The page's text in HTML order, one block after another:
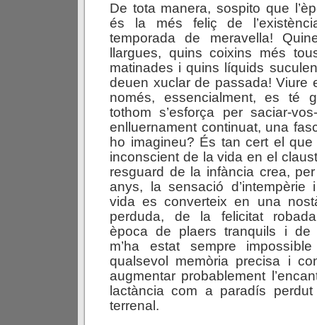
De tota manera, sospito que
és la més feliç de
temporada de meravella!
llargues, quins coixins més
matinades i quins líquids
deuen xuclar de passada! Viure
només, essencialment, es té
tothom s’esforça per saciar-
enlluernament continuat, una
ho imagineu? És tan cert el
inconscient de la vida en el
resguard de la infància crea,
anys, la sensació d’intempèrie
vida es converteix en una
perduda, de la felicitat
època de plaers tranquils i de
m’ha estat sempre
qualsevol memòria precisa i
augmentar probablement
lactància com a paradís
terrenal.